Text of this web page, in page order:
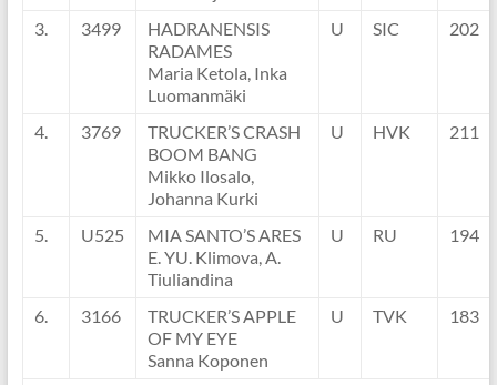
3.
3499
HADRANENSIS
RADAMES
Maria Ketola, Inka
Luomanmäki
U SIC 202
4. 3769
TRUCKER’S CRASH
BOOM BANG
Mikko Ilosalo,
Johanna Kurki
U HVK 211
5. U525
MIA SANTO’S ARES
E. YU. Klimova, A.
Tiuliandina
U RU 194
6. 3166
TRUCKER’S APPLE
OF MY EYE
Sanna Koponen
U TVK 183